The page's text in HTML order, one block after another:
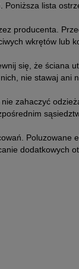
Poniższa lista
producenta.
wkrętów lub
się, że ściana
nie stawaj ani
zahaczyć
Poluzowane
dodatkowych